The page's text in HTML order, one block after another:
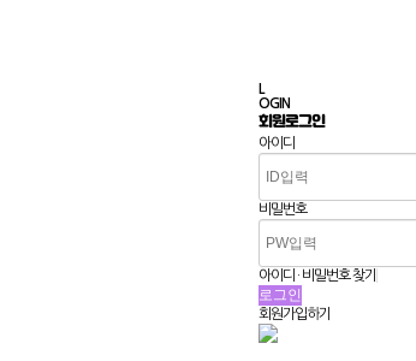
L
OGIN
회원로그인
아이디
비밀번호
아이디 · 비밀번호 찾기
회원가입하기